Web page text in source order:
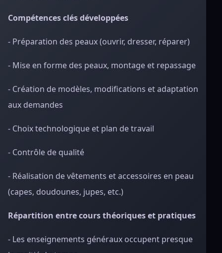
Compétences clés développées
- Préparation des peaux (ouvrir, dresser, réparer)
- Mise en forme des peaux, montage et repassage
- Création de modèles, modifications et adaptation
aux demandes
- Choix technologique et plan de travail
- Contrôle de qualité
- Réalisation de vêtements et accessoires en peau
(capes, doudounes, jupes, etc.)
Répartition entre cours théoriques et pratiques
- Les enseignements généraux occupent presque